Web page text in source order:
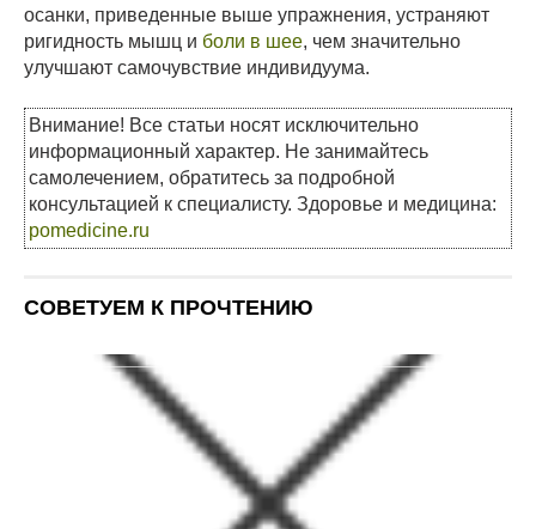
осанки, приведенные выше упражнения, устраняют
ригидность мышц и боли в шее, чем значительно
улучшают самочувствие индивидуума.
Внимание! Все статьи носят исключительно
информационный характер. Не занимайтесь
самолечением, обратитесь за подробной
консультацией к специалисту. Здоровье и медицина:
pomedicine.ru
СОВЕТУЕМ К ПРОЧТЕНИЮ